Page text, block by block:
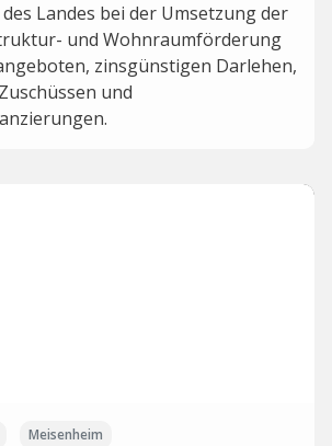
Landes bei der Umsetzung der
und Wohnraumförderung
zinsgünstigen Darlehen,
und
Meisenheim